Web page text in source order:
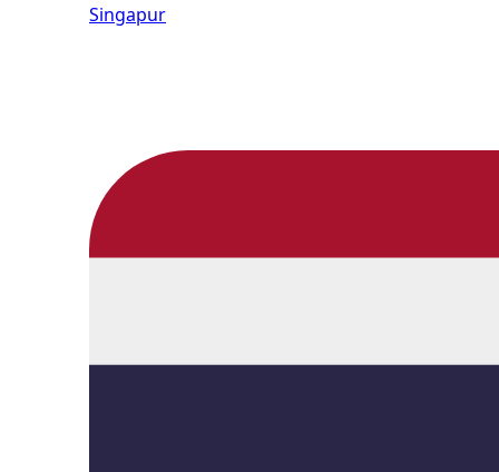
Singapur